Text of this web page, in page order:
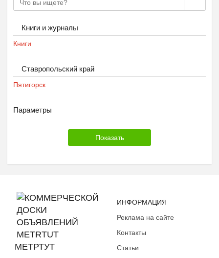
Книги и журналы
Книги
Ставропольский край
Пятигорск
Параметры
МЕТРТУТ
ИНФОРМАЦИЯ
Реклама на сайте
Контакты
Статьи